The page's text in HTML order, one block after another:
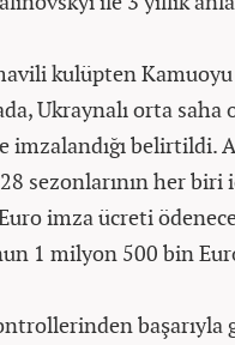
kulüpten Kamuoyu
Ukraynalı orta
imzalandığı belirtildi.
sezonlarının her
imza ücreti
1 milyon 500 bin